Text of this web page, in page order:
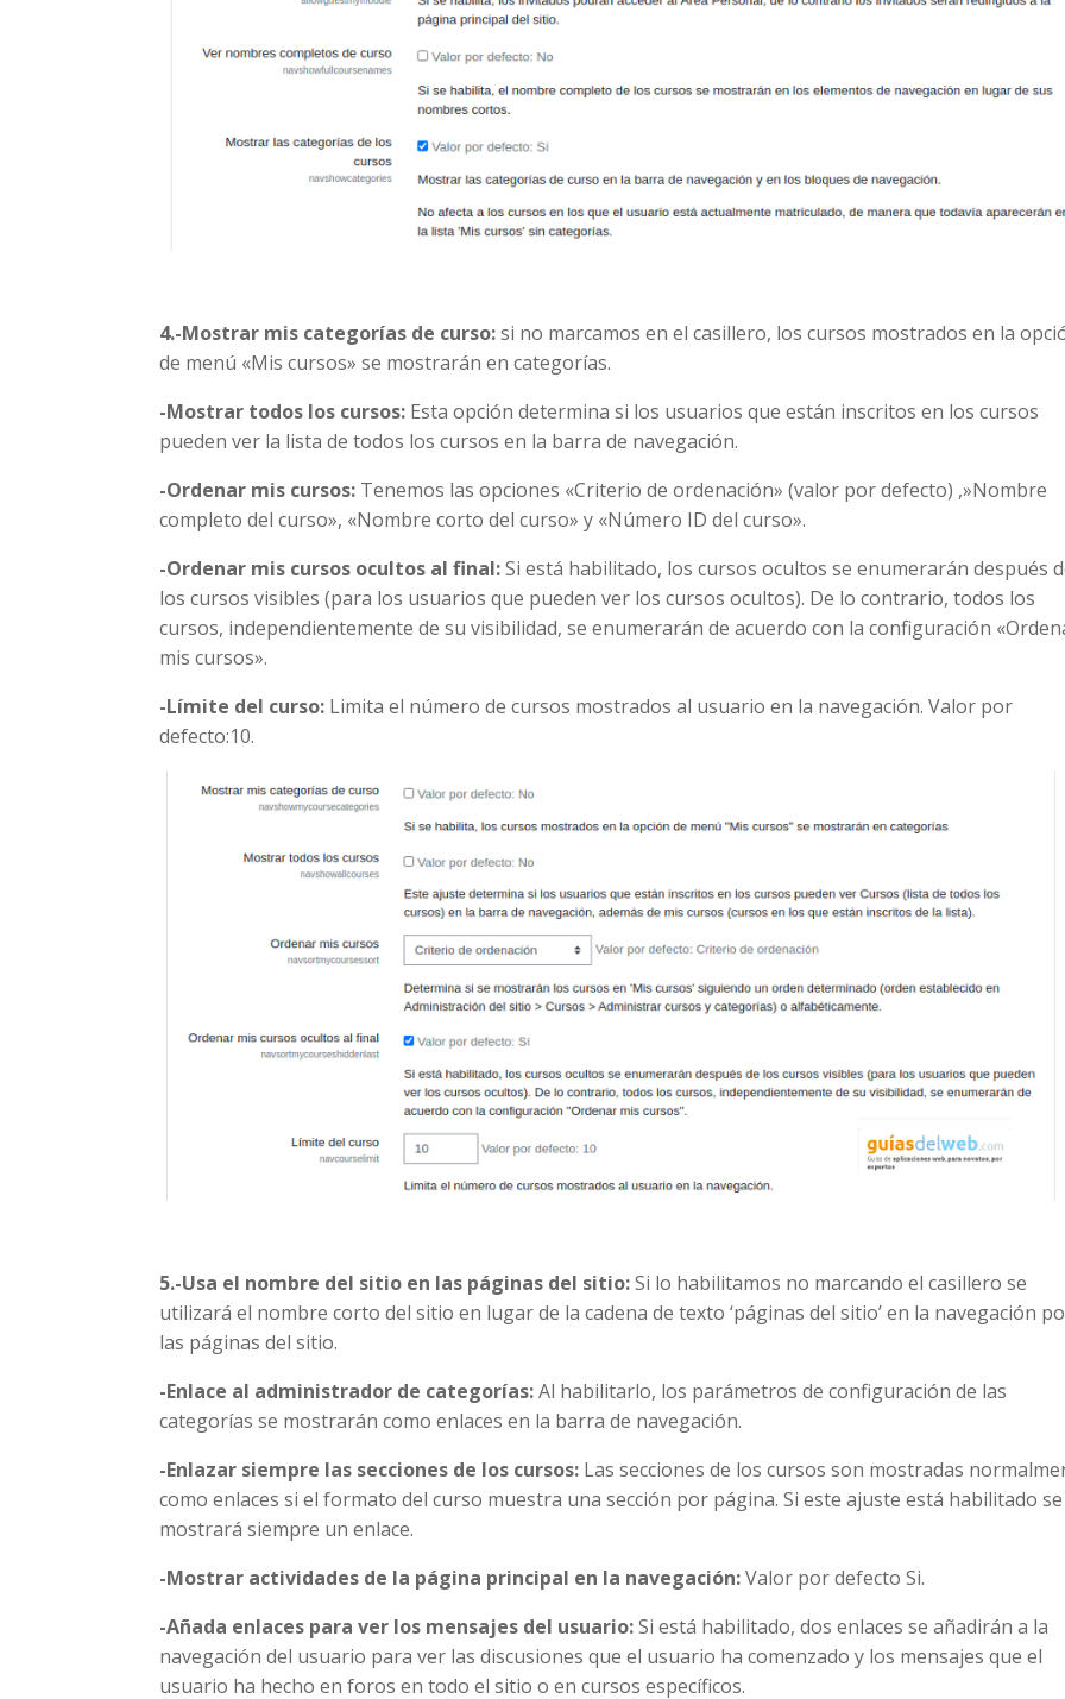
4.-Mostrar mis categorías de curso:si no marcamos en el casillero, los cursos mostrados en la
de menú «Mis cursos» se mostrarán en categorías.
-Mostrar todos los cursos: Esta opción determina si los usuarios que están inscritos en los cursos
pueden ver la lista de todos los cursos en la barra de navegación.
-Ordenar mis cursos: Tenemos las opciones «Criterio de ordenación» (valor por defecto) ,»Nombre
completo del curso», «Nombre corto del curso» y «Número ID del curso».
-Ordenar mis cursos ocultos al final:Si está habilitado, los cursos ocultos se enumerarán después
los cursos visibles (para los usuarios que pueden ver los cursos ocultos). De lo contrario, todos los
cursos, independientemente de su visibilidad, se enumerarán de acuerdo con la configuración
mis cursos».
-Límite del curso: Limita el número de cursos mostrados al usuario en la navegación. Valor por
defecto:10.
5.-Usa el nombre del sitio en las páginas del sitio:Si lo habilitamos no marcando el casillero se
utilizará el nombre corto del sitio en lugar de la cadena de texto ‘páginas del sitio’ en la navegación
las páginas del sitio.
-Enlace al administrador de categorías:Al habilitarlo, los parámetros de configuración de las
categorías se mostrarán como enlaces en la barra de navegación.
-Enlazar siempre las secciones de los cursos: Las secciones de los cursos son mostradas
como enlaces si el formato del curso muestra una sección por página. Si este ajuste está habilitado se
mostrará siempre un enlace.
-Mostrar actividades de la página principal en la navegación:Valor por defecto Si.
-Añada enlaces para ver los mensajes del usuario:Si está habilitado, dos enlaces se añadirán a la
navegación del usuario para ver las discusiones que el usuario ha comenzado y los mensajes que el
usuario ha hecho en foros en todo el sitio o en cursos específicos.